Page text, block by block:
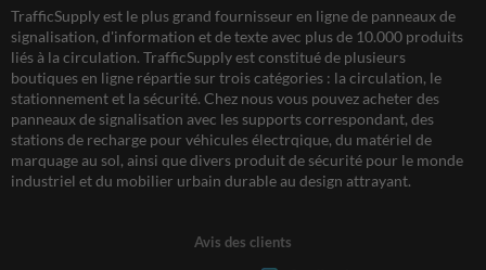
TrafficSupply est le plus grand fournisseur en ligne de panneaux de
signalisation, d'information et de texte avec plus de 10.000 produits
liés à la circulation. TrafficSupply est constitué de plusieurs
boutiques en ligne répartie sur trois catégories : la circulation, le
stationnement et la sécurité. Chez nous vous pouvez acheter des
panneaux de signalisation avec les supports correspondant, des
stations de recharge pour véhicules électrqique, du matériel de
marquage au sol, ainsi que divers produit de sécurité pour le monde
industriel et du mobilier urbain durable au design attrayant.
Avis des clients